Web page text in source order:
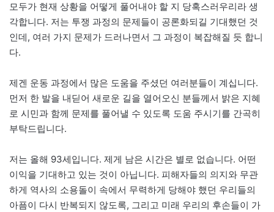
모두가 현재 상황을 어떻게 풀어내야 할 지 당혹스러우리라 생
각합니다. 저는 투쟁 과정의 문제들이 공론화되길 기대했던 것
인데, 여러 가지 문제가 드러나면서 그 과정이 복잡해질 듯 합니
다.
제겐 운동 과정에서 많은 도움을 주셨던 여러분들이 계십니다.
먼저 한 발을 내딛어 새로운 길을 열어오신 분들께서 밝은 지혜
로 시민과 함께 문제를 풀어낼 수 있도록 도움 주시기를 간곡히
부탁드립니다.
저는 올해 93세입니다. 제게 남은 시간은 별로 없습니다. 어떤
이익을 기대하고 있는 것이 아닙니다. 피해자들의 의지와 무관
하게 역사의 소용돌이 속에서 무력하게 당해야 했던 우리들의
아픔이 다시 반복되지 않도록, 그리고 미래 우리의 후손들이 가